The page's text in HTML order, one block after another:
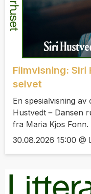
Filmvisning: Siri
selvet
En spesialvisning
Hustvedt – Dansen
fra Maria Kjos Fonn.
30.08.2026 15:00 @